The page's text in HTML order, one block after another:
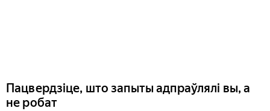
Пацвердзіце, што запыты адпраўлялі вы, а
не робат